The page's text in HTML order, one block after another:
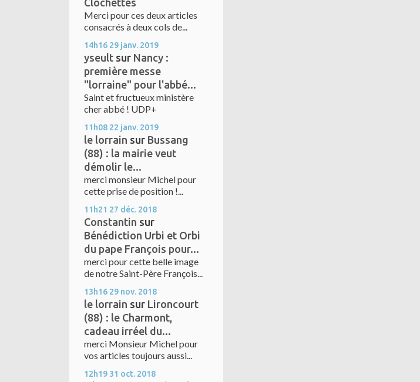
Clochettes
Merci pour ces deux articles
consacrés à deux cols de...
14h16 29 janv. 2019
yseult sur Nancy :
première messe
"lorraine" pour l'abbé...
Saint et fructueux ministère
cher abbé ! UDP+
11h08 22 janv. 2019
le lorrain sur Bussang
(88) : la mairie veut
démolir le...
merci monsieur Michel pour
cette prise de position !...
11h21 27 déc. 2018
Constantin sur
Bénédiction Urbi et Orbi
du pape François pour...
merci pour cette belle image
de notre Saint-Père François...
13h16 29 nov. 2018
le lorrain sur Lironcourt
(88) : le Charmont,
cadeau irréel du...
merci Monsieur Michel pour
vos articles toujours aussi...
12h19 31 oct. 2018